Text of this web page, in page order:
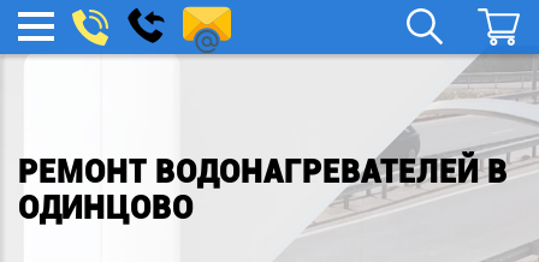
МЕНЮ
boylera@yandex.ru
Заказать
звонок
РЕМОНТ ВОДОНАГРЕВАТЕЛЕЙ В
ОДИНЦОВО